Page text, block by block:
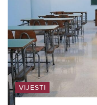
VIJESTI